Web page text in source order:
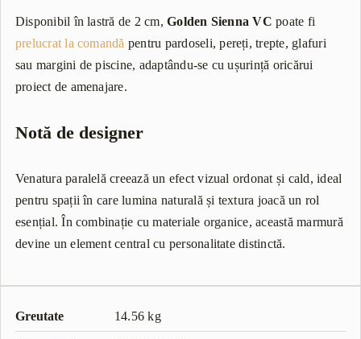
Disponibil în lastră de 2 cm,Golden Sienna VC poate fi
prelucrat la comandă pentru pardoseli, pereți, trepte, glafuri
sau margini de piscine, adaptându-se cu ușurință oricărui
proiect de amenajare.
Notă de designer
Venatura paralelă creează un efect vizual ordonat și cald, ideal
pentru spații în care lumina naturală și textura joacă un rol
esențial. În combinație cu materiale organice, această marmură
devine un element central cu personalitate distinctă.
Greutate 14.56 kg